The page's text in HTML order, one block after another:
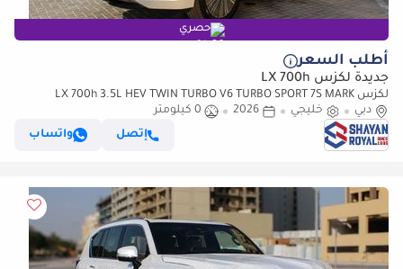
حصري
أطلب السعر
جديدة لكزس LX 700h
لكزس LX 700h 3.5L HEV TWIN TURBO V6 TURBO SPORT 7S MARK
LEVINSON | AUTO PARKING, 2026MY
دبي خليجي 2026
0 كيلومتر
إتصل
واتساب